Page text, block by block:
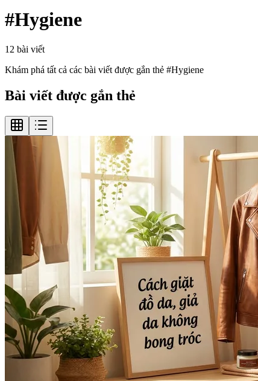
#Hygiene
12 bài viết
Khám phá tất cả các bài viết được gắn thẻ #Hygiene
Bài viết được gắn thẻ